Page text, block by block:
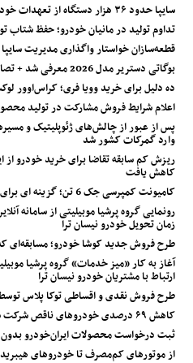
سایپا حدود ۳۶ هزار دستگاه از تعهدات خود را کاهش داد
تداوم تولید در مانیان خودرو؛ حفظ شتاب
قطعه‌سازان خواستار واگذاری مدیریت
بوگاتی دستریر مدل 2026 معرفی شد + تصاویر
ده دلیل برای خرید وویا فری؛ کراس‌اوور
اعلام شرایط فروش مشارکت در تولید
پس از عبور از چالش‌های ژئوپلیتیک و
وارد گمرکات کشور شد
کاهش یافت
کامیونت کمپرسی جک 6 تن؛ گزینه ای برای پیشرو بودن در بازار
رونمایی گروه پرشیا موبیلیتی از سامانه
زمان تحویل خودرو نیسان ترا
طرح فروش جدید کوشا خودرو؛ مسابقه‌ای
آغاز به کار «میز خدمات» گروه پرشیا
ارتباط با مشتریان خودرو نیسان ترا
طرح فروش نقدی و اقساطی توکا پلاس
کاهش ۶۹ درصدی خودروهای ناقص شرکت سایپا
ثبت درخواست محصولات ایران‌خودرو بدون
از موتورهای کم‌مصرف تا خودروهای